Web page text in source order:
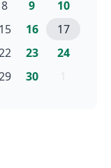
8 9 10
15 16 17
23 24
30